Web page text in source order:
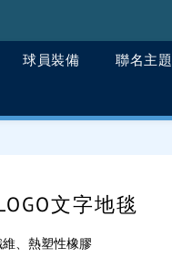
球員裝備 聯名主題
文字地毯
、熱塑性橡膠